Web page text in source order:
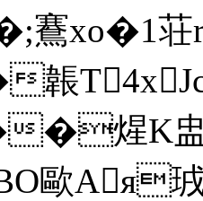
鶱xo�1
韔
�煋K盅
歐Aя